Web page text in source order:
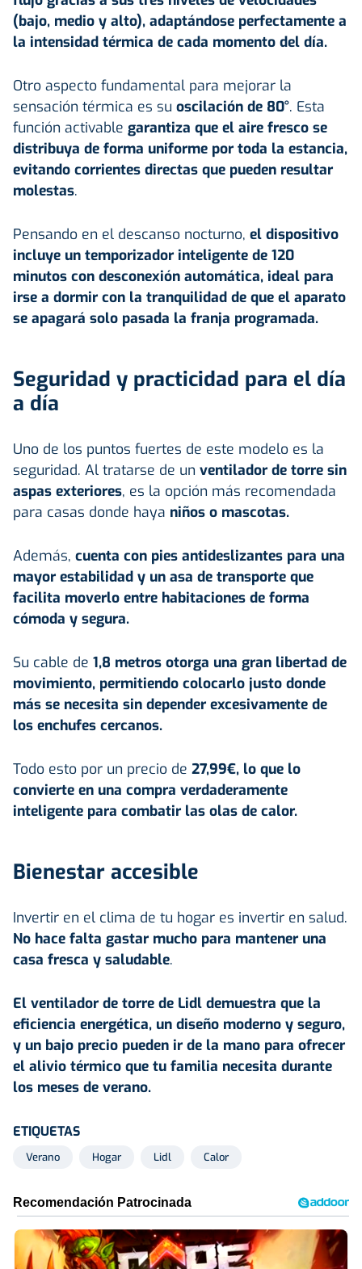
(bajo, medio y alto), adaptándose perfectamente a
la intensidad térmica de cada momento del día.
Otro aspecto fundamental para mejorar la
sensación térmica es su oscilación de 80°. Esta
función activable garantiza que el aire fresco se
distribuya de forma uniforme por toda la estancia,
evitando corrientes directas que pueden resultar
molestas.
Pensando en el descanso nocturno, el dispositivo
incluye un temporizador inteligente de 120
minutos con desconexión automática, ideal para
irse a dormir con la tranquilidad de que el aparato
se apagará solo pasada la franja programada.
Seguridad y practicidad para el día
a día
Uno de los puntos fuertes de este modelo es la
seguridad. Al tratarse de un ventilador de torre sin
aspas exteriores, es la opción más recomendada
para casas donde haya niños o mascotas.
Además, cuenta con pies antideslizantes para una
mayor estabilidad y un asa de transporte que
facilita moverlo entre habitaciones de forma
cómoda y segura.
Su cable de 1,8 metros otorga una gran libertad de
movimiento, permitiendo colocarlo justo donde
más se necesita sin depender excesivamente de
los enchufes cercanos.
Todo esto por un precio de 27,99€, lo que lo
convierte en una compra verdaderamente
inteligente para combatir las olas de calor.
Bienestar accesible
Invertir en el clima de tu hogar es invertir en salud.
No hace falta gastar mucho para mantener una
casa fresca y saludable.
El ventilador de torre de Lidl demuestra que la
eficiencia energética, un diseño moderno y seguro,
y un bajo precio pueden ir de la mano para ofrecer
el alivio térmico que tu familia necesita durante
los meses de verano.
ETIQUETAS
Verano Hogar Lidl Calor